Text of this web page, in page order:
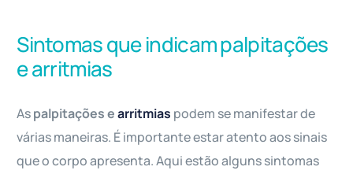
Sintomas que indicam palpitações
e arritmias
Aspalpitações earritmias podem se manifestar de
várias maneiras. É importante estar atento aos sinais
que o corpo apresenta. Aqui estão alguns sintomas